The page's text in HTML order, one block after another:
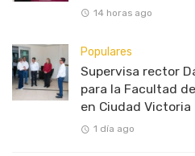
14 horas ago
Populares
Supervisa rector
para la Facultad
en Ciudad Victoria
1 día ago